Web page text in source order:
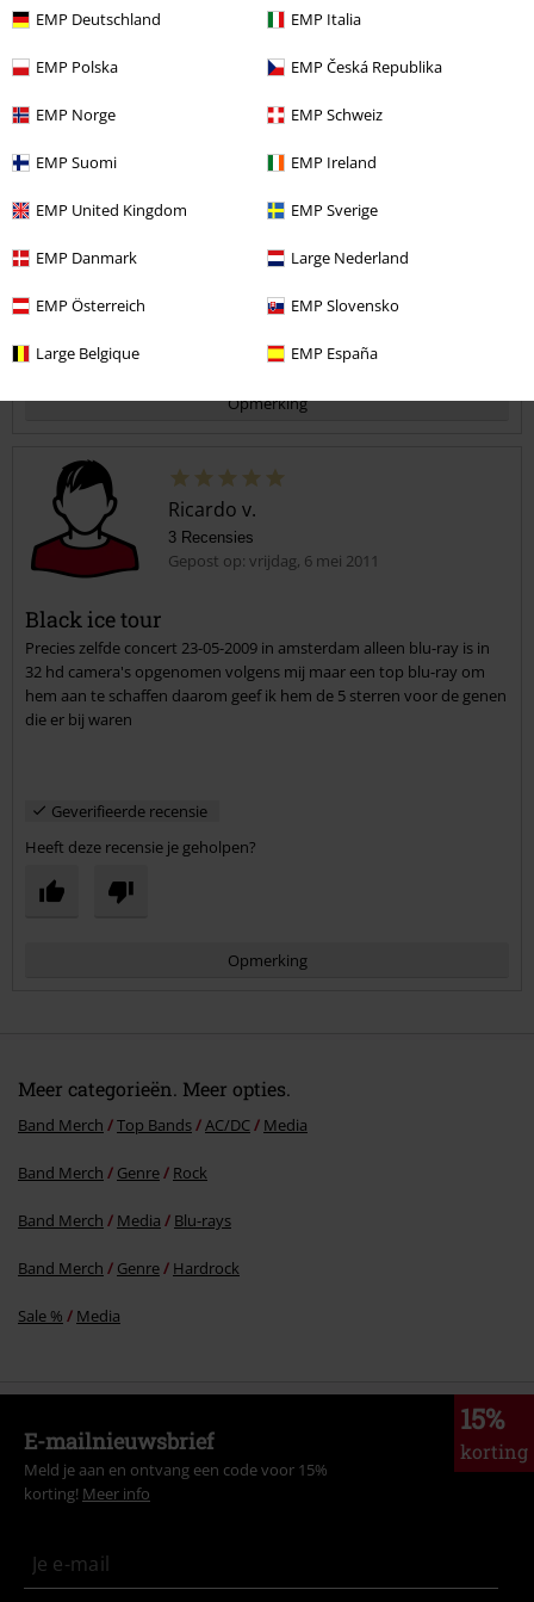
EMP Deutschland EMP Italia
EMP Polska EMP Česká Republika
EMP Norge EMP Schweiz
EMP Suomi EMP Ireland
EMP United Kingdom EMP Sverige
EMP Danmark Large Nederland
EMP Österreich EMP Slovensko
Large Belgique EMP España
absolute top !
gewoon wat je verwacht van AC/DC , pure Rock tot het behang van
jammer dat je maar 5 sterren kan geven want deze is er 10 waard !
Geverifieerde recensie
Opmerking
Commentaar versturen
Ricardo v.
3 Recensies
Gepost op: vrijdag, 6 mei 2011
Black ice tour
Precies zelfde concert 23-05-2009 in amsterdam alleen blu-ray is in
32 hd camera's opgenomen volgens mij maar een top blu-ray om
hem aan te schaffen daarom geef ik hem de 5 sterren voor de genen
die er bij waren
Geverifieerde recensie
Heeft deze recensie je geholpen?
Opmerking
Meer categorieën. Meer opties.
Band Merch Top Bands AC/DC Media
Band Merch Genre Rock
Band Merch Media Blu-rays
Band Merch Genre Hardrock
Sale % Media
15%
korting
E-mailnieuwsbrief
Meld je aan en ontvang een code voor 15%
korting! Meer info